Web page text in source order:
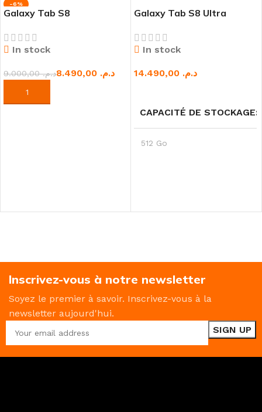
-6%
Galaxy Tab S8
In stock
د.م.9.000,00 د.م.
AJOUTER AU PANIER
Galaxy Tab S8 Ultra
In stock
د.م.
CAPACITÉ DE STOCKAGE
512 Go
Inscrivez-vous à notre newsletter
Soyez le premier à savoir. Inscrivez-vous à la
newsletter aujourd'hui.